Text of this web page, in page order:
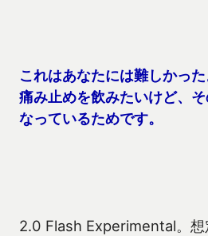
これはあなたには難しかっ
痛み止めを飲みたいけど、
なっているためです。
2.0 Flash Experimental。想